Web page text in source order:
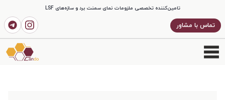
تامین‌کننده تخصصی ملزومات نمای سمنت برد و سازه‌های LSF
تماس با مشاور